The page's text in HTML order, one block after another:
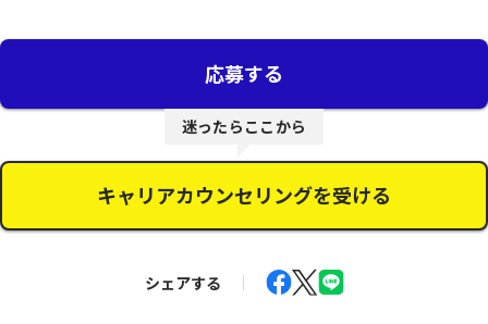
応募する
迷ったらここから
キャリアカウンセリングを受ける
シェアする